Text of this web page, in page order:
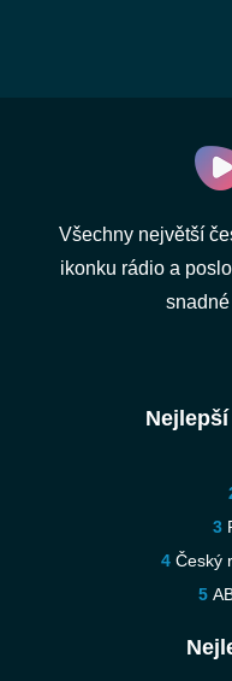
Všechny největší
ikonku rádio a
Český